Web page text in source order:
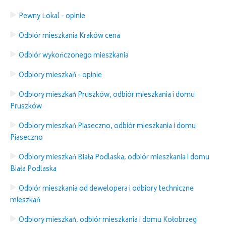
Pewny Lokal - opinie
Odbiór mieszkania Kraków cena
Odbiór wykończonego mieszkania
Odbiory mieszkań - opinie
Odbiory mieszkań Pruszków, odbiór mieszkania i domu
Pruszków
Odbiory mieszkań Piaseczno, odbiór mieszkania i domu
Piaseczno
Odbiory mieszkań Biała Podlaska, odbiór mieszkania i domu
Biała Podlaska
Odbiór mieszkania od dewelopera i odbiory techniczne
mieszkań
Odbiory mieszkań, odbiór mieszkania i domu Kołobrzeg